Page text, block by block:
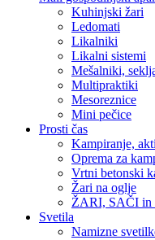
Kuhinjski žari
Ledomati
Likalniki
Likalni sistemi
Mešalniki,
Multipraktiki
Mesoreznice
Mini pečice
Prosti čas
Kampiranje,
Oprema za
Vrtni betonski
Žari na oglje
ŽARI, SAČI in
Svetila
Namizne